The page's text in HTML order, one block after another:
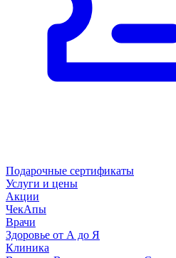
Подарочные сертификаты
Услуги и цены
Акции
ЧекАпы
Врачи
Здоровье от А до Я
Клиника